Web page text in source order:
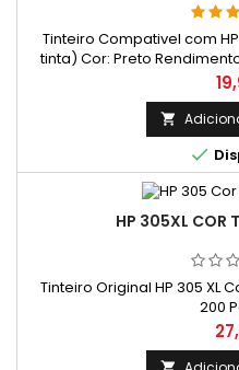
Tinteiro Compativel com
tinta) Cor: Preto
com base na norma ISO/
rendimento real varia
conteúdo das páginas


HP 305XL COR
Tinteiro Original HP 305 XL
200